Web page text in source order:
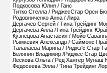
Подкосова Юлия / Ганс
Титко Стелла / РиджесСтар Орси
Родовниченко Анна / Лира
Дергачев Сергей / Тина Трейдинг
Дергачева Алла /Тина Трейдинг
Кузнецова Анастасия / Мойо
Рымкевич Александр / Саймонс
Талалаева Марина / Риджэ'с Стар
Белянин Владимир /Риджес Стар
Лескова Ольга / Ред Хантер Мунаш
Федосеева Элла / Тина Трейдинг